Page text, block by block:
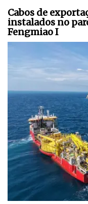
Cabos de
instalados no
Fengmiao I